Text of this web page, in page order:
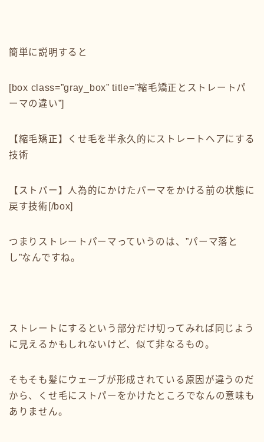
簡単に説明すると
[box class=”gray_box” title=”縮毛矯正とストレートパ
ーマの違い”]
【縮毛矯正】くせ毛を半永久的にストレートヘアにする
技術
【ストパー】人為的にかけたパーマをかける前の状態に
戻す技術[/box]
つまりストレートパーマっていうのは、”パーマ落と
し”なんですね。
ストレートにするという部分だけ切ってみれば同じよう
に見えるかもしれないけど、似て非なるもの。
そもそも髪にウェーブが形成されている原因が違うのだ
から、くせ毛にストパーをかけたところでなんの意味も
ありません。